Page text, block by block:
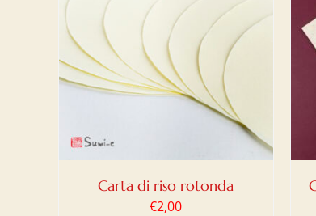
Carta di riso rotonda
€2,00
AGGIUNGI AL CARRELLO
DETTAGLI